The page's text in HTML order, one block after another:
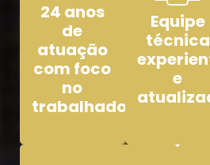
24 anos
de
atuação
com foco
no
trabalhador
Equipe
técnica
e